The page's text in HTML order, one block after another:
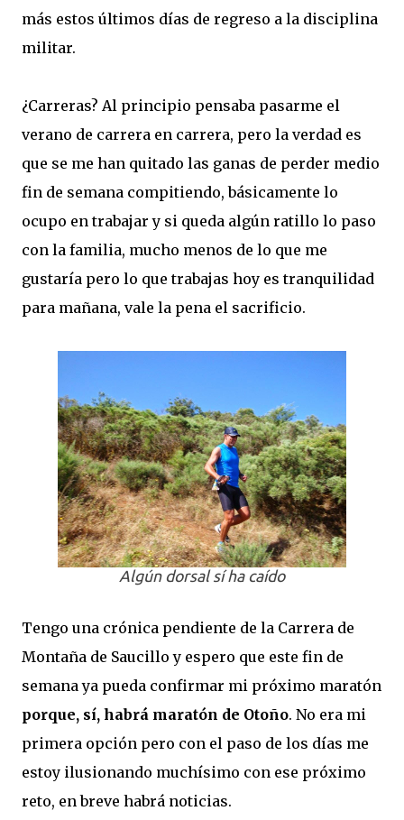
más estos últimos días de regreso a la disciplina
militar.
¿Carreras? Al principio pensaba pasarme el
verano de carrera en carrera, pero la verdad es
que se me han quitado las ganas de perder medio
fin de semana compitiendo, básicamente lo
ocupo en trabajar y si queda algún ratillo lo paso
con la familia, mucho menos de lo que me
gustaría pero lo que trabajas hoy es tranquilidad
para mañana, vale la pena el sacrificio.
Algún dorsal sí ha caído
Tengo una crónica pendiente de la Carrera de
Montaña de Saucillo y espero que este fin de
semana ya pueda confirmar mi próximo maratón
porque, sí, habrá maratón de Otoño. No era mi
primera opción pero con el paso de los días me
estoy ilusionando muchísimo con ese próximo
reto, en breve habrá noticias.